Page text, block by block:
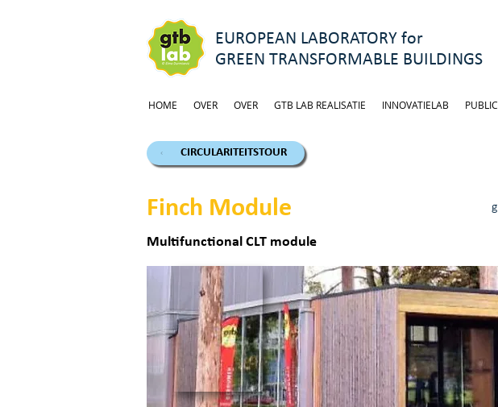
EUROPEAN LABORATORY for
GREEN TRANSFORMABLE BUILDINGS
HOME OVER OVER GTB LAB REALISATIE INNOVATIELAB
CIRCULARITEITSTOUR
Finch Module
Multifunctional CLT module